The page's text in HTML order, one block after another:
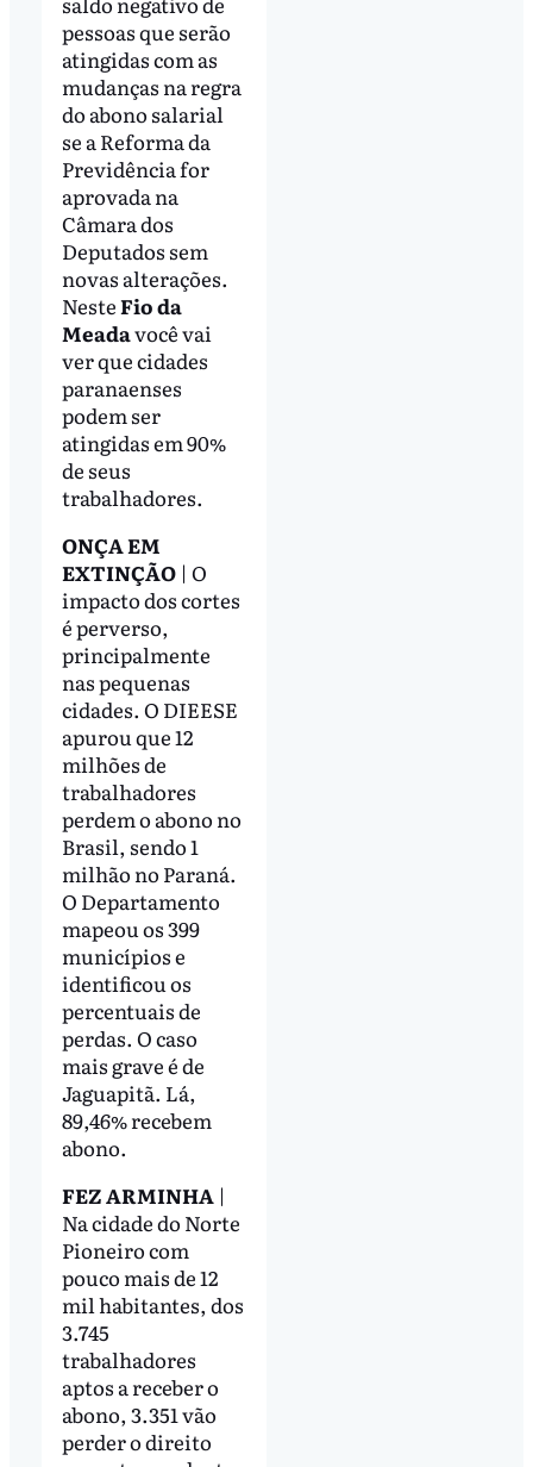
pessoas que serão
atingidas com as
mudanças na regra
do abono salarial
se a Reforma da
Previdência for
aprovada na
Câmara dos
Deputados sem
novas alterações.
NesteFio da
Meadavocê vai
ver que cidades
paranaenses
podem ser
atingidas em 90%
de seus
trabalhadores.
ONÇA EM
EXTINÇÃO| O
impacto dos cortes
é perverso,
principalmente
nas pequenas
cidades. O DIEESE
apurou que 12
milhões de
trabalhadores
perdem o abono no
Brasil, sendo 1
milhão no Paraná.
O Departamento
mapeou os 399
municípios e
identificou os
percentuais de
perdas. O caso
mais grave é de
Jaguapitã. Lá,
89,46% recebem
abono.
FEZ ARMINHA|
Na cidade do Norte
Pioneiro com
pouco mais de 12
mil habitantes, dos
3.745
trabalhadores
aptos a receber o
abono, 3.351 vão
perder o direito